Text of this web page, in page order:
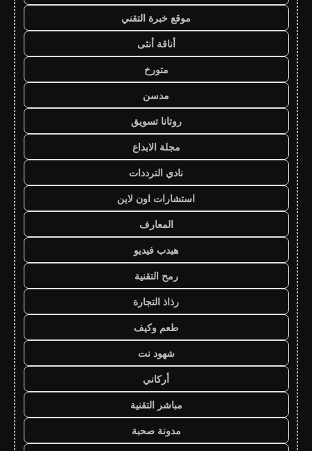
موقع خبرة التقني
أناقة أنثى
متورخ
مدسن
روتانا تسويق
مجلة الابداع
نادي الترددات
استشارات اون لاين
المعارف
هيدب فيديو
رمح التقنية
رذاذ التجارة
طعم وكيف
شهود نت
أركاني
مباشر التقنية
مدونة صحبة